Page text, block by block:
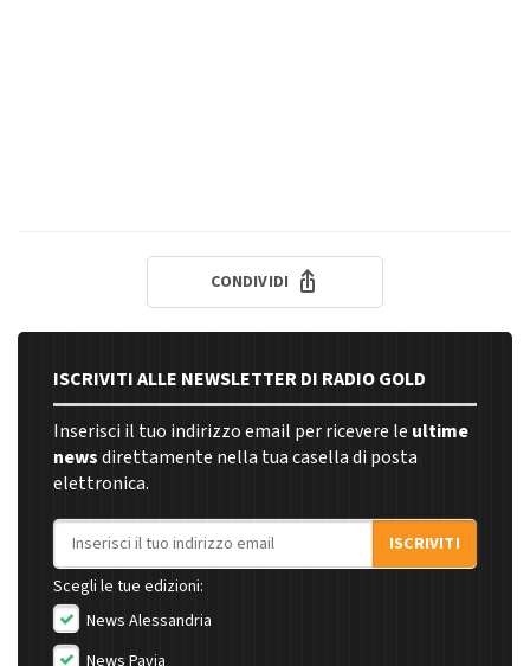
CONDIVIDI
ISCRIVITI ALLE NEWSLETTER DI RADIO GOLD
Inserisci il tuo indirizzo email per ricevere le ultime
newsdirettamente nella tua casella di posta
elettronica.
Indirizzo email
ISCRIVITI
Scegli le tue edizioni:
News Alessandria